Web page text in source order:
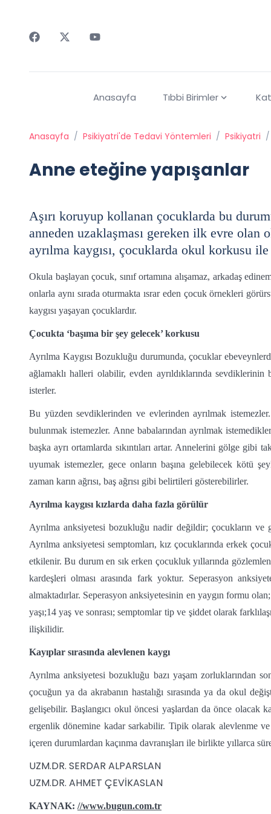
Anasayfa Tıbbi Birimler
Anasayfa / Psikiyatri'de Tedavi Yöntemleri / Psikiyatri /
Anne eteğine yapışanlar
Aşırı koruyup kollanan çocuklarda bu
anneden uzaklaşması gereken ilk evre
ayrılma kaygısı, çocuklarda okul korkusu
Okula başlayan çocuk, sınıf ortamına alışamaz, arkadaş
onlarla aynı sırada oturmakta ısrar eden çocuk örnekleri
kaygısı yaşayan çocuklardır.
Çocukta ‘başıma bir şey gelecek’ korkusu
Ayrılma Kaygısı Bozukluğu durumunda, çocuklar
ağlamaklı halleri olabilir, evden ayrıldıklarında
isterler.
Bu yüzden sevdiklerinden ve evlerinden ayrılmak
bulunmak istemezler. Anne babalarından ayrılmak
başka ayrı ortamlarda sıkıntıları artar. Annelerini gölge gibi
uyumak istemezler, gece onların başına gelebilecek kötü
zaman karın ağrısı, baş ağrısı gibi belirtileri gösterebilirler.
Ayrılma kaygısı kızlarda daha fazla görülür
Ayrılma anksiyetesi bozukluğu nadir değildir; çocukların ve
Ayrılma anksiyetesi semptomları, kız çocuklarında erkek
etkilenir. Bu durum en sık erken çocukluk yıllarında
kardeşleri olması arasında fark yoktur. Seperasyon
almaktadırlar. Seperasyon anksiyetesinin en yaygın formu
yaşı;14 yaş ve sonrası; semptomlar tip ve şiddet olarak
ilişkilidir.
Kayıplar sırasında alevlenen kaygı
Ayrılma anksiyetesi bozukluğu bazı yaşam zorluklarından
çocuğun ya da akrabanın hastalığı sırasında ya da okul
gelişebilir. Başlangıcı okul öncesi yaşlardan da önce olacak
ergenlik dönemine kadar sarkabilir. Tipik olarak alevlenme ve
içeren durumlardan kaçınma davranışları ile birlikte yıllarca
UZM.DR. SERDAR ALPARSLAN
UZM.DR. AHMET ÇEVİKASLAN
KAYNAK: //www.bugun.com.tr